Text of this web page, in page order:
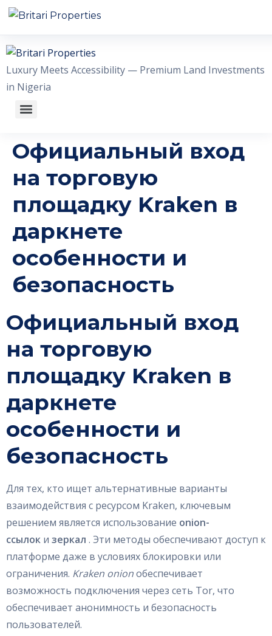
ABOUT US
OUR ESTATES
CONTACT US
Luxury Meets Accessibility — Premium Land Investments
in Nigeria
Официальный вход
на торговую
площадку Kraken в
даркнете
особенности и
безопасность
Официальный вход
на торговую
площадку Kraken в
даркнете
особенности и
безопасность
Для тех, кто ищет альтернативные варианты
взаимодействия с ресурсом Kraken, ключевым
решением является использование onion-
ссылок и зеркал . Эти методы обеспечивают доступ к
платформе даже в условиях блокировки или
ограничения. Kraken onionобеспечивает
возможность подключения через сеть Tor, что
обеспечивает анонимность и безопасность
пользователей.